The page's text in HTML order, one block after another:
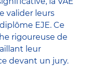
valider leurs
EJE. Ce
rigoureuse de
leur
devant un jury.